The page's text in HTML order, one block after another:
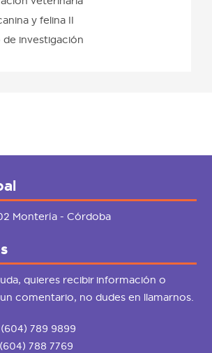
y felina II
investigación
Montería - Córdoba
quieres recibir información o
comentario, no dudes en llamarnos.
789 9899
788 7769